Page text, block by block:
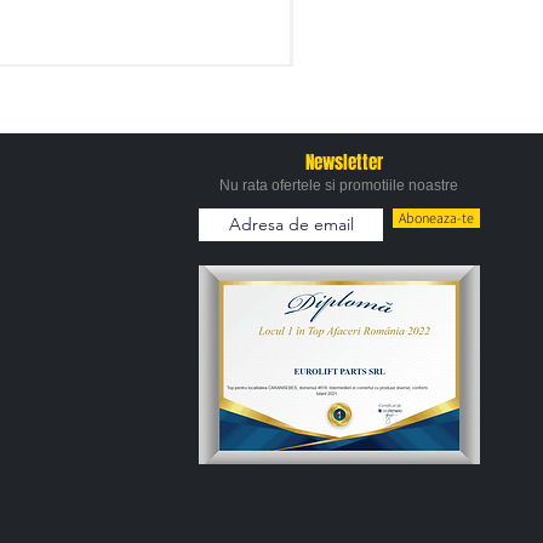
Newsletter
Nu rata ofertele si promotiile noastre
Aboneaza-te